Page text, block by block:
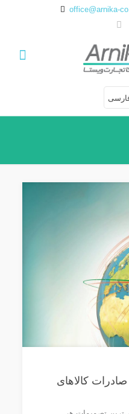
office@arnika-
کالاهای